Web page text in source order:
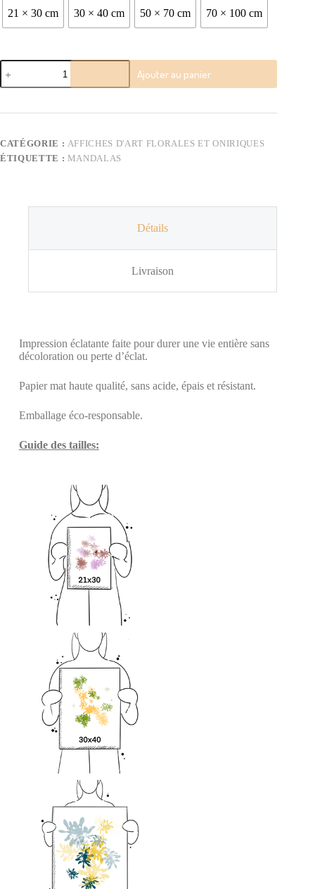
21 × 30 cm 30 × 40 cm 50 × 70 cm 70 × 100 cm
quantité
de
Mandala
–
Ajouter au panier
CATÉGORIE : AFFICHES D'ART FLORALES ET ONIRIQUES
ÉTIQUETTE : MANDALAS
Détails
Livraison
Impression éclatante faite pour durer une vie entière sans
décoloration ou perte d’éclat.
Papier mat haute qualité, sans acide, épais et résistant.
Emballage éco-responsable.
Guide des tailles: